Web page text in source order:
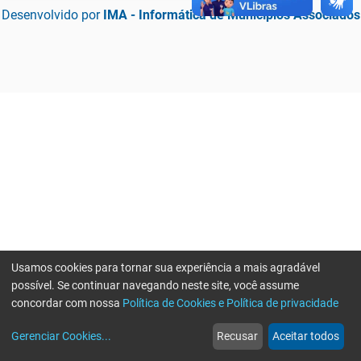
Desenvolvido por IMA - Informática de Municípios Associados
web
Notícias
more_horiz
Mais
Usamos cookies para tornar sua experiência a mais agradável
possível. Se continuar navegando neste site, você assume
concordar com nossa Política de Cookies e Política de privacidade
Gerenciar Cookies... Recusar Aceitar todos
Erro ao enviar informações, por favor tente novamente